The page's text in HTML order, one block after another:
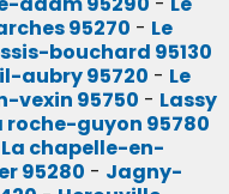
95270 - Le
bouchard 95130
aubry 95720 - Le
vexin 95750 - Lassy
roche-guyon 95780
La chapelle-en-
95280 - Jagny-